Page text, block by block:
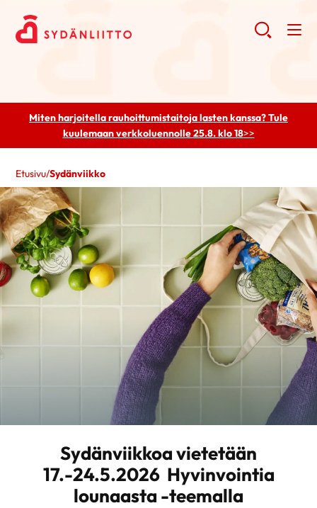
Miten harjoitella rauhoittumistaitoja lasten kanssa? Tule
kuulemaanverkkoluennolle 25.8. klo 18>>
Etusivu/Sydänviikko
Sydänviikkoa vietetään
17.-24.5.2026 Hyvinvointia
lounaasta -teemalla